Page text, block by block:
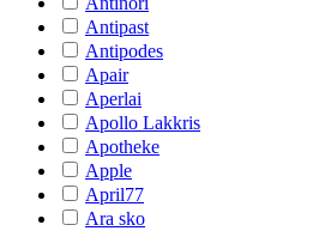
Antipast
Antipodes
Apair
Aperlai
Apollo Lakkris
Apotheke
Apple
April77
Ara sko